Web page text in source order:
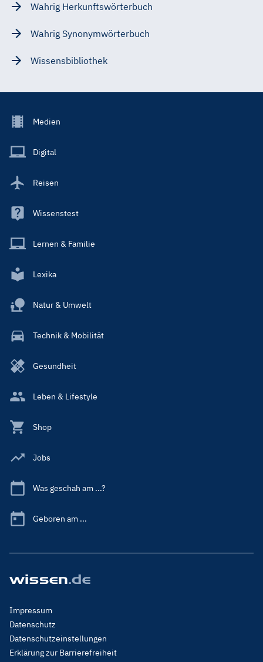
Wahrig Herkunftswörterbuch
Wahrig Synonymwörterbuch
Wissensbibliothek
Footer
Main
Medien
Digital
Reisen
Wissenstest
Lernen & Familie
Lexika
Natur & Umwelt
Technik & Mobilität
Gesundheit
Leben & Lifestyle
Shop
Jobs
Was geschah am ...?
Geboren am ...
Footer
Menu
Legal
Impressum
Datenschutz
Datenschutzeinstellungen
Erklärung zur Barrierefreiheit